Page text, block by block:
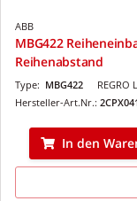
ABB
MBG422
Reihenabstand
REGRO
Type: MBG422
Hersteller-Art.Nr.:
In den